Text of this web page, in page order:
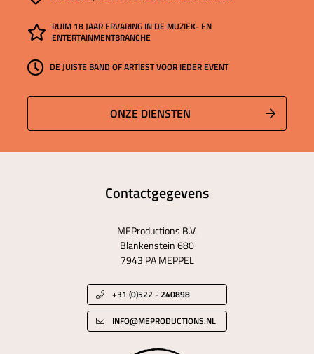
RUIM 18 JAAR ERVARING IN DE MUZIEK- EN
ENTERTAINMENTBRANCHE
DE JUISTE BAND OF ARTIEST VOOR IEDER EVENT
ONZE DIENSTEN
Contactgegevens
MEProductions B.V.
Blankenstein 680
7943 PA MEPPEL
+31 (0)522 - 240898
INFO@MEPRODUCTIONS.NL